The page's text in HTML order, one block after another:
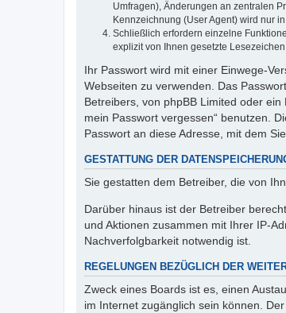
Umfragen), Änderungen an zentralen
Kennzeichnung (User Agent) wird nur
Schließlich erfordern einzelne
explizit von Ihnen gesetzte
Ihr Passwort wird mit einer Einwege-
Webseiten zu verwenden. Das
Betreibers, von phpBB Limited oder
mein Passwort vergessen“ benutzen.
Passwort an diese Adresse, mit dem
GESTATTUNG DER
Sie gestatten dem Betreiber, die von
Darüber hinaus ist der Betreiber
und Aktionen zusammen mit Ihrer IP-
Nachverfolgbarkeit notwendig ist.
REGELUNGEN BEZÜGLICH DER
Zweck eines Boards ist es, einen
im Internet zugänglich sein können.